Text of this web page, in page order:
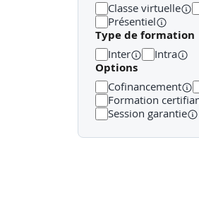
Secours
Réaliser une protection
Examiner la victime
Faire alerter ou alerter
Secourir les victimes de
Classe virtuelle
Présentiel
Type de formation
Inter Intra
Options
Cofinancement
Formation
Session garantie